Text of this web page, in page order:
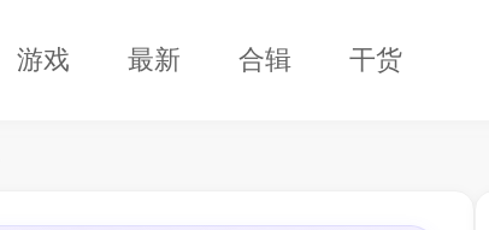
游戏 最新 合辑 干货